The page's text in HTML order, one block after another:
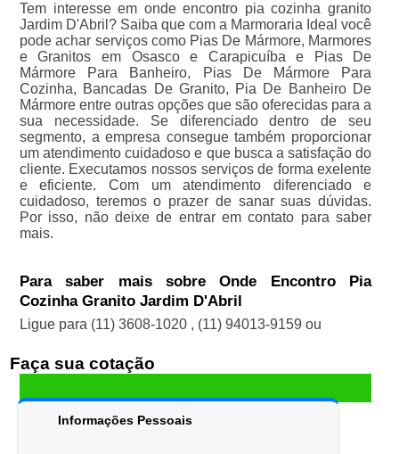
Tem interesse em onde encontro pia cozinha granito
Jardim D'Abril? Saiba que com a Marmoraria Ideal você
pode achar serviços como Pias De Mármore, Marmores
e Granitos em Osasco e Carapicuíba e Pias De
Mármore Para Banheiro, Pias De Mármore Para
Cozinha, Bancadas De Granito, Pia De Banheiro De
Mármore entre outras opções que são oferecidas para a
sua necessidade. Se diferenciado dentro de seu
segmento, a empresa consegue também proporcionar
um atendimento cuidadoso e que busca a satisfação do
cliente. Executamos nossos serviços de forma exelente
e eficiente. Com um atendimento diferenciado e
cuidadoso, teremos o prazer de sanar suas dúvidas.
Por isso, não deixe de entrar em contato para saber
mais.
Para saber mais sobre Onde Encontro Pia
Cozinha Granito Jardim D'Abril
Ligue para (11) 3608-1020 , (11) 94013-9159 ou
Faça sua cotação
Informações Pessoais